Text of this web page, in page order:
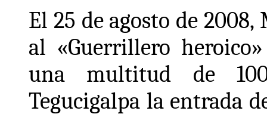
El 25 de agosto de
al «Guerrillero
una multitud de
Tegucigalpa la entrada